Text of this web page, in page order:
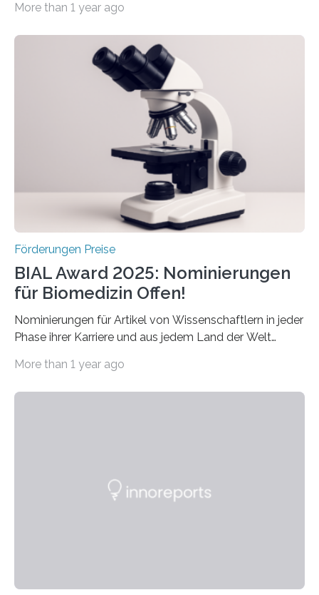
hochrangige wissenschaftliche Publikation zum Thema
Schlaganfall“ mit Sitz in Würzburg fördert die
Schlaganfallforschung, um die Behandlung der
Betroffenen zu verbessern. Dazu schreibt sie auch in
diesem Jahr wieder deutschlandweit den Hentschel-
Preis aus. Er richtet sich gezielt an jüngere
Forscherinnen und Forscher unter 40 Jahren. Geehrt
werden soll eine herausragende Doktorarbeit oder eine
hochrangige wissenschaftliche Publikation zum Thema
More than 1 year ago
Förderungen Preise
BIAL Award 2025: Nominierungen
für Biomedizin Offen!
Nominierungen für Artikel von Wissenschaftlern in jeder
Phase ihrer Karriere und aus jedem Land der Welt
Leben gerufen, um die bemerkenswertesten
Foundation, des BIAL Award in Biomedicine ist in
More than 1 year ago